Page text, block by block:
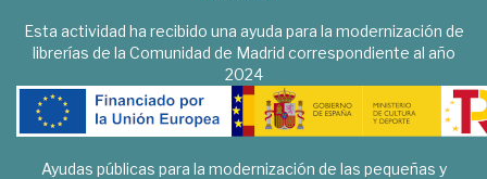
Esta actividad ha recibido una ayuda para la modernización de
librerías de la Comunidad de Madrid correspondiente al año
2024
Ayudas públicas para la modernización de las pequeñas y